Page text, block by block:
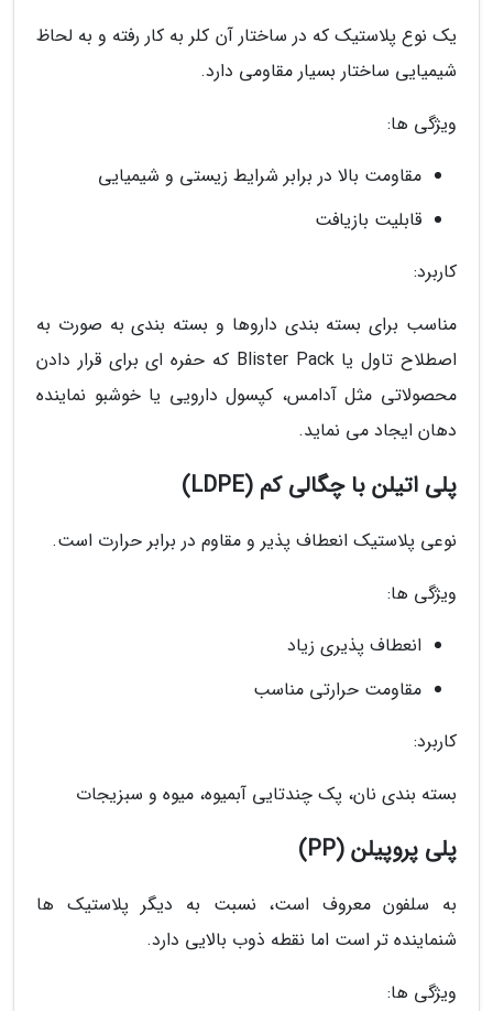
یک نوع پلاستیک که در ساختار آن کلر به کار رفته و به لحاظ
شیمیایی ساختار بسیار مقاومی دارد.
ویژگی ها:
مقاومت بالا در برابر شرایط زیستی و شیمیایی
قابلیت بازیافت
کاربرد:
مناسب برای بسته بندی داروها و بسته بندی به صورت به
اصطلاح تاول یا Blister Pack که حفره ای برای قرار دادن
محصولاتی مثل آدامس، کپسول دارویی یا خوشبو نماینده
دهان ایجاد می نماید.
پلی اتیلن با چگالی کم (LDPE)
نوعی پلاستیک انعطاف پذیر و مقاوم در برابر حرارت است.
ویژگی ها:
انعطاف پذیری زیاد
مقاومت حرارتی مناسب
کاربرد:
بسته بندی نان، پک چندتایی آبمیوه، میوه و سبزیجات
پلی پروپیلن (PP)
به سلفون معروف است، نسبت به دیگر پلاستیک ها
شنماینده تر است اما نقطه ذوب بالایی دارد.
ویژگی ها: